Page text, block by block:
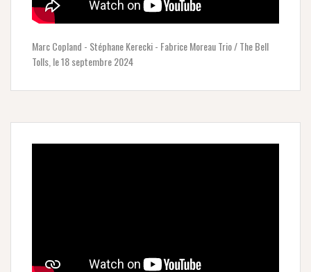
Marc Copland - Stéphane Kerecki - Fabrice Moreau Trio / The Bell
Tolls, le 18 septembre 2024